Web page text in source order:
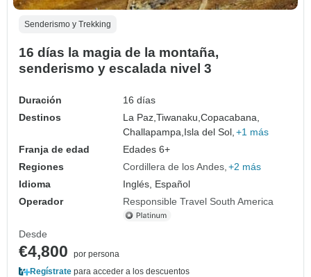
Senderismo y Trekking
16 días la magia de la montaña,
senderismo y escalada nivel 3
Duración
16 días
Destinos
La Paz,Tiwanaku,Copacabana,
Challapampa, Isla del Sol, +1 más
Franja de edad
Edades 6+
Regiones
Cordillera de los Andes +2 más
Idioma
Inglés, Español
Operador
Responsible Travel South America
Desde
€4,800
por persona
Regístrate para acceder a los descuentos